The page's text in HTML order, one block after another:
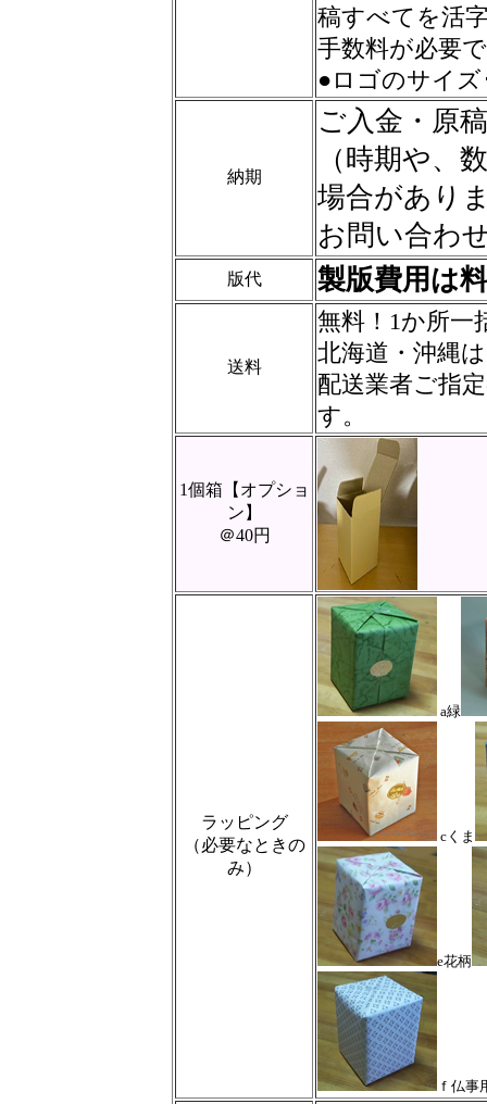
稿すべてを活
手数料が必要
●ロゴのサイ
納期
ご入金・原
（時期や、
場合があり
お問い合わ
版代 製版費用は
送料
無料！1か所一
北海道・沖縄
配送業者ご指
す。
1個箱【オプショ
ン】
＠40円
ラッピング
（必要なときの
み）
a緑
cくま
e花柄
ｆ仏事